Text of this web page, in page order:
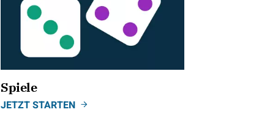
Spiele
JETZT STARTEN